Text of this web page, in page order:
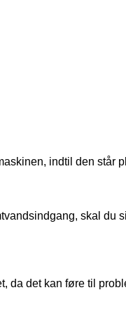
indtil den står
skal du
da det kan føre til